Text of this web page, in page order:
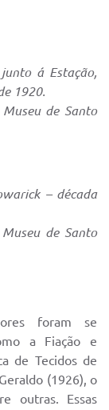
á Estação,
1920.
de Santo
– década
de Santo
foram se
a Fiação e
de Tecidos de
(1926), o
outras. Essas